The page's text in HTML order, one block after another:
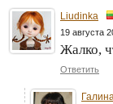
Liudinka
19 августа
Жалко,
Ответить